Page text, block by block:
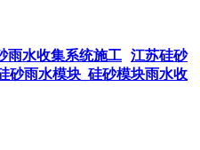
雨水收集系统施工 江苏硅砂
砂雨水模块_硅砂模块雨水收